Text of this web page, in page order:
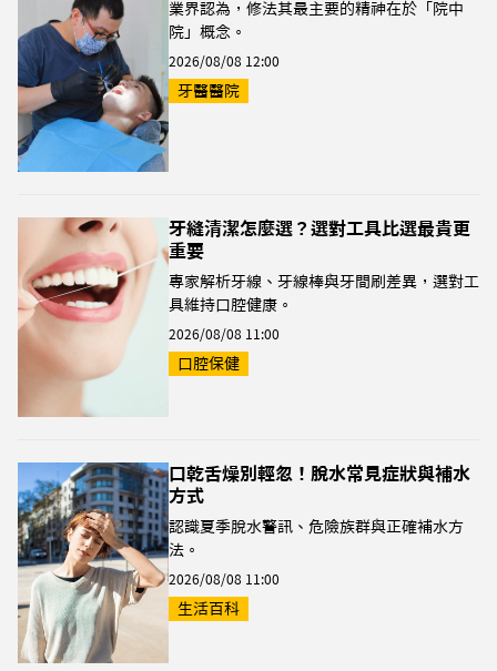
業界認為，修法其最主要的精神在於「院中
院」概念。
2026/08/08 12:00
牙醫醫院
牙縫清潔怎麼選？選對工具比選最貴更
重要
專家解析牙線、牙線棒與牙間刷差異，選對工
具維持口腔健康。
2026/08/08 11:00
口腔保健
口乾舌燥別輕忽！脫水常見症狀與補水
方式
認識夏季脫水警訊、危險族群與正確補水方
法。
2026/08/08 11:00
生活百科